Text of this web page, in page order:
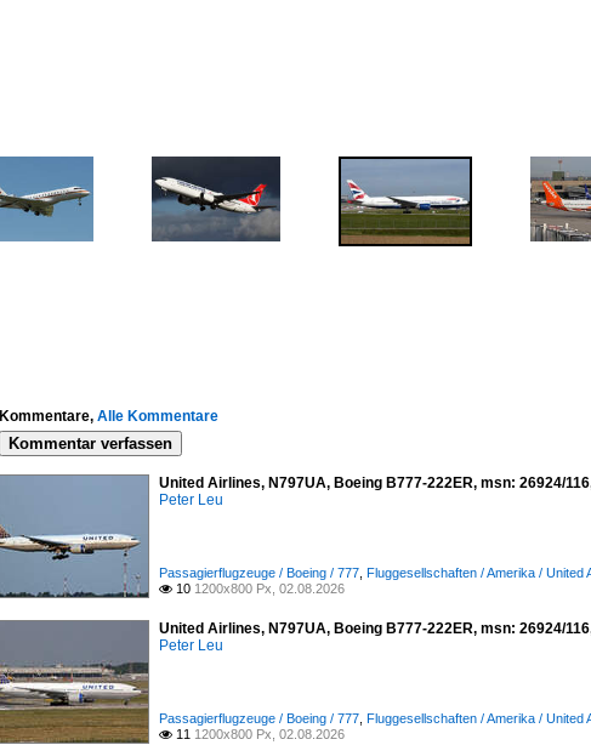
Kommentare, Alle Kommentare
Kommentar verfassen
United Airlines, N797UA, Boeing B777-222ER, msn: 26924/
Peter Leu
Passagierflugzeuge / Boeing / 777 Fluggesellschaften / Amerika / United
 10 1200x800 Px, 02.08.2026
United Airlines, N797UA, Boeing B777-222ER, msn: 26924/
Peter Leu
Passagierflugzeuge / Boeing / 777 Fluggesellschaften / Amerika / United
 11 1200x800 Px, 02.08.2026